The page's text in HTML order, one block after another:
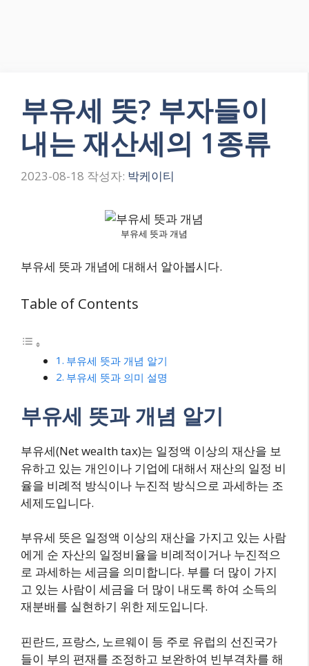
부유세 뜻? 부자들이
내는 재산세의 1종류
2023-08-18 작성자: 박케이티
부유세 뜻과 개념
부유세 뜻과 개념에 대해서 알아봅시다.
Table of Contents
부유세 뜻과 개념 알기
부유세 뜻과 의미 설명
부유세 뜻과 개념 알기
부유세(Net wealth tax)는 일정액 이상의 재산을 보
유하고 있는 개인이나 기업에 대해서 재산의 일정 비
율을 비례적 방식이나 누진적 방식으로 과세하는 조
세제도입니다.
부유세 뜻은 일정액 이상의 재산을 가지고 있는 사람
에게 순 자산의 일정비율을 비례적이거나 누진적으
로 과세하는 세금을 의미합니다. 부를 더 많이 가지
고 있는 사람이 세금을 더 많이 내도록 하여 소득의
재분배를 실현하기 위한 제도입니다.
핀란드, 프랑스, 노르웨이 등 주로 유럽의 선진국가
들이 부의 편재를 조정하고 보완하여 빈부격차를 해